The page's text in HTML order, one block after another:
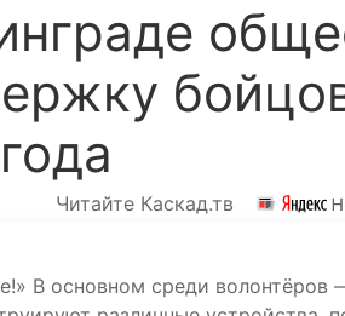
Читайте Каскад.тв
В основном среди